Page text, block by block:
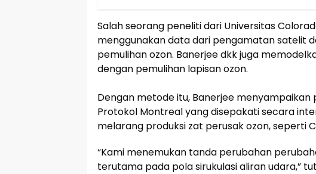
Salah seorang peneliti dari Universitas
menggunakan data dari pengamatan satelit
pemulihan ozon. Banerjee dkk juga
dengan pemulihan lapisan ozon.
Dengan metode itu, Banerjee
Protokol Montreal yang disepakati secara
melarang produksi zat perusak ozon, seperti
“Kami menemukan tanda perubahan
terutama pada pola sirukulasi aliran udara,”